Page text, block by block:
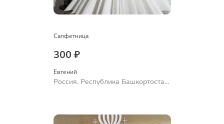
Салфетница
300 ₽
Евгений
Россия, Республика Башкортостан,